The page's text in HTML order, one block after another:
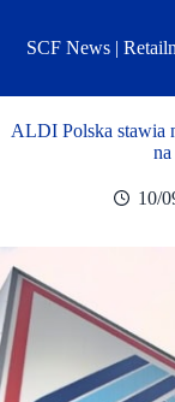
treściSCF News |
ALDI Polska stawia
10/